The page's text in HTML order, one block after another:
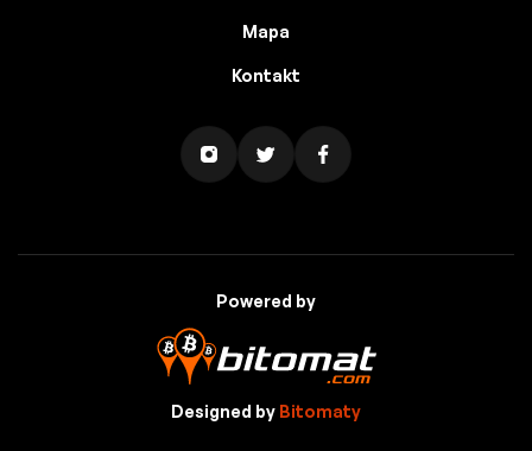
Mapa
Kontakt
Powered by
Designed by Bitomaty